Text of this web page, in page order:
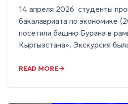
14 апреля 2026 студенты
бакалавриата по экономике
посетили башню Бурана в
Кыргызстана». Экскурсия
READ MORE